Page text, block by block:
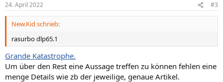
24. April 2022 #3
New.Kid schrieb:
rasurbo dlp65.1
Grande Katastrophe.
Um über den Rest eine Aussage treffen zu können fehlen eine
menge Details wie zb der jeweilige, genaue Artikel.